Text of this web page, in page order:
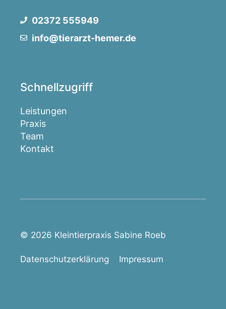
02372 555949
info@tierarzt-hemer.de
Schnellzugriff
Leistungen
Praxis
Team
Kontakt
© 2026 Kleintierpraxis Sabine Roeb
Datenschutzerklärung Impressum